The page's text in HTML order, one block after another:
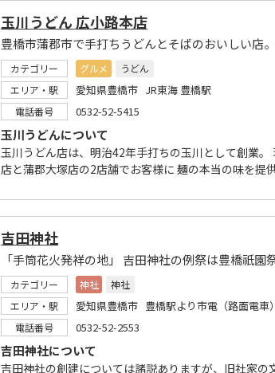
玉川うどん 広小路本店
カテゴリー グルメ
うどん
エリア・駅
愛知県豊橋市 JR東海 豊橋駅
電話番号 0532-52-5415
玉川うどんについて
玉川うどん店は、明治42年手打ちの玉川として創業。
店と蒲郡大塚店の2店舗でお客様に 麺の本当の味を提
吉田神社
カテゴリー 神社
神社
エリア・駅
愛知県豊橋市 豊橋駅より市電（路面電車）
電話番号 0532-52-2553
吉田神社について
吉田神社の創建については諸説ありますが、旧社家の